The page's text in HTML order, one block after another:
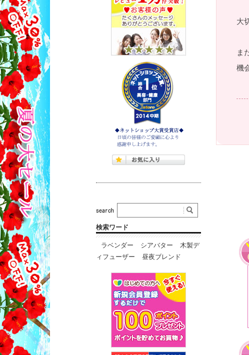
大
ま
機
検索ワード
ラベンダー シアバター
木製デ
ィフューザー
昼夜ブレンド